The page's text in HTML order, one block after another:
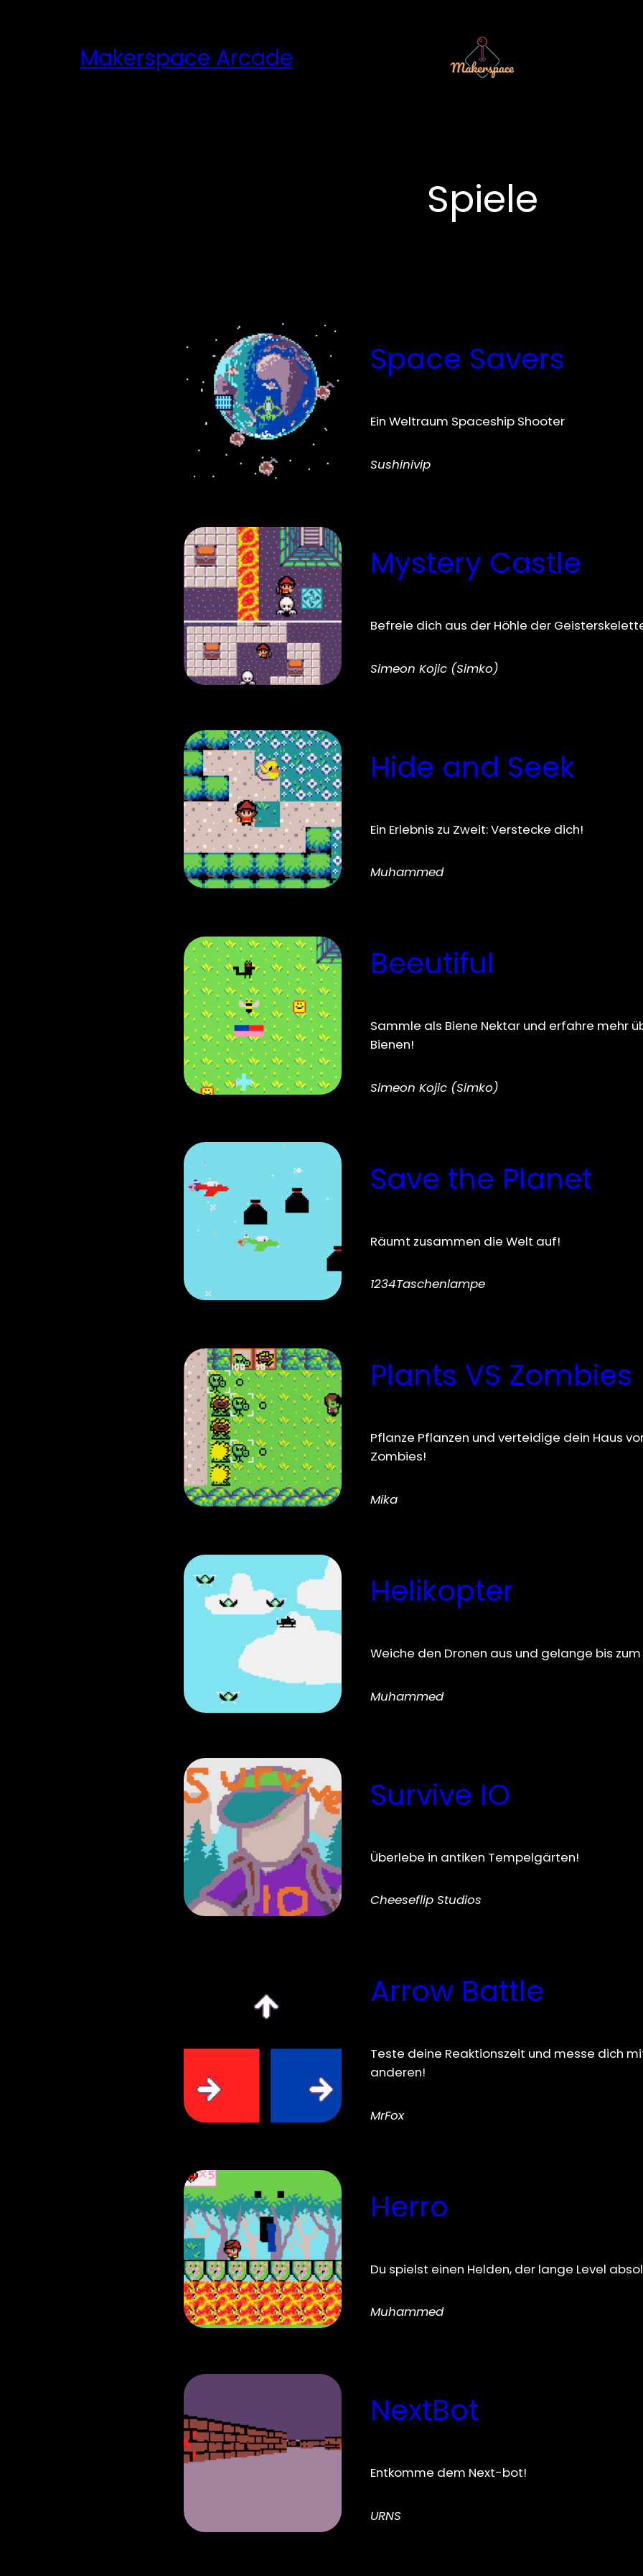
Makerspace Arcade
Spiele
Space Savers
Ein Weltraum Spaceship Shooter
Sushinivip
Mystery Castle
Befreie dich aus der Höhle der
Simeon Kojic (Simko)
Hide and Seek
Ein Erlebnis zu Zweit: Verstecke dich!
Muhammed
Beeutiful
Sammle als Biene Nektar und erfahre mehr
Bienen!
Simeon Kojic (Simko)
Save the Planet
Räumt zusammen die Welt auf!
1234Taschenlampe
Plants VS Zombies
Pflanze Pflanzen und verteidige dein Haus
Zombies!
Mika
Helikopter
Weiche den Dronen aus und gelange bis zum
Muhammed
Survive IO
Überlebe in antiken Tempelgärten!
Cheeseflip Studios
Arrow Battle
Teste deine Reaktionszeit und messe dich
anderen!
MrFox
Herro
Du spielst einen Helden, der lange Level
Muhammed
NextBot
Entkomme dem Next-bot!
URNS